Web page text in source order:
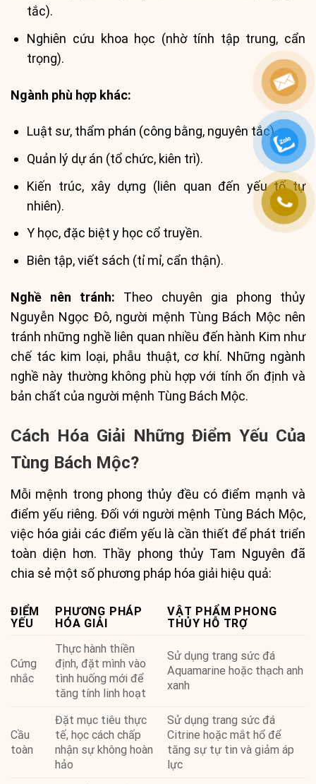
tắc).
Nghiên cứu khoa học (nhờ tính tập trung, cẩn
trọng).
Ngành phù hợp khác:
Luật sư, thẩm phán (công bằng, nguyên tắc).
Quản lý dự án (tổ chức, kiên trì).
Kiến trúc, xây dựng (liên quan đến yếu tố tự
nhiên).
Y học, đặc biệt y học cổ truyền.
Biên tập, viết sách (tỉ mỉ, cẩn thận).
Nghề nên tránh: Theo chuyên gia phong thủy
Nguyễn Ngọc Đô, người mệnh Tùng Bách Mộc nên
tránh những nghề liên quan nhiều đến hành Kim như
chế tác kim loại, phẫu thuật, cơ khí. Những ngành
nghề này thường không phù hợp với tính ổn định và
bản chất của người mệnh Tùng Bách Mộc.
Cách Hóa Giải Những Điểm Yếu Của
Tùng Bách Mộc?
Mỗi mệnh trong phong thủy đều có điểm mạnh và
điểm yếu riêng. Đối với người mệnh Tùng Bách Mộc,
việc hóa giải các điểm yếu là cần thiết để phát triển
toàn diện hơn. Thầy phong thủy Tam Nguyên đã
chia sẻ một số phương pháp hóa giải hiệu quả:
ĐIỂM
YẾU
PHƯƠNG PHÁP
HÓA GIẢI
VẬT PHẨM PHONG
THỦY HỖ TRỢ
Cứng
nhắc
Thực hành thiền
định, đặt mình vào
tình huống mới để
tăng tính linh hoạt
Sử dụng trang sức đá
Aquamarine hoặc thạch anh
xanh
Cầu
toàn
Đặt mục tiêu thực
tế, học cách chấp
nhận sự không hoàn
hảo
Sử dụng trang sức đá
Citrine hoặc mắt hổ để
tăng sự tự tin và giảm áp
lực